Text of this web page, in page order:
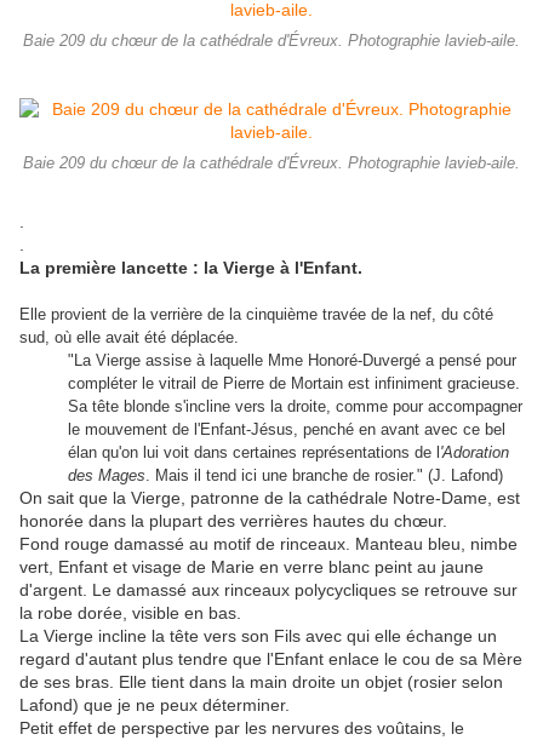
Baie 209 du chœur de la cathédrale d'Évreux. Photographie lavieb-aile.
Baie 209 du chœur de la cathédrale d'Évreux. Photographie lavieb-aile.
La première lancette : la Vierge à l'Enfant.
Elle provient de la verrière de la cinquième travée de la nef, du côté
sud, où elle avait été déplacée.
"La Vierge assise à laquelle Mme Honoré-Duvergé a pensé pour
compléter le vitrail de Pierre de Mortain est infiniment gracieuse.
Sa tête blonde s'incline vers la droite, comme pour accompagner
le mouvement de l'Enfant-Jésus, penché en avant avec ce bel
élan qu'on lui voit dans certaines représentations de l 'Adoration
des Mages. Mais il tend ici une branche de rosier." (J. Lafond)
On sait que la Vierge, patronne de la cathédrale Notre-Dame, est
honorée dans la plupart des verrières hautes du chœur.
Fond rouge damassé au motif de rinceaux. Manteau bleu, nimbe
vert, Enfant et visage de Marie en verre blanc peint au jaune
d'argent. Le damassé aux rinceaux polycycliques se retrouve sur
la robe dorée, visible en bas.
La Vierge incline la tête vers son Fils avec qui elle échange un
regard d'autant plus tendre que l'Enfant enlace le cou de sa Mère
de ses bras. Elle tient dans la main droite un objet (rosier selon
Lafond) que je ne peux déterminer.
Petit effet de perspective par les nervures des voûtains, le